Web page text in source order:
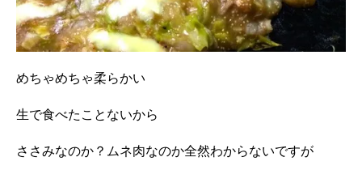
めちゃめちゃ柔らかい
生で食べたことないから
ささみなのか？ムネ肉なのか全然わからないですが